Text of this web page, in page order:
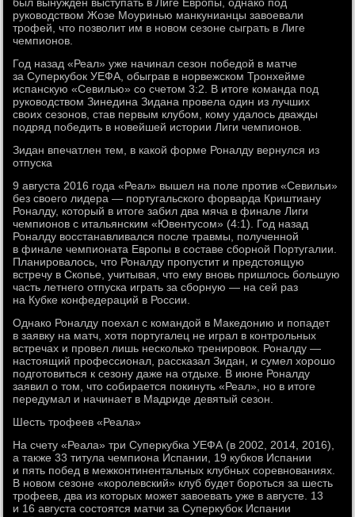
руководством Жозе Моуринью манкунианцы завоевали
трофей, что позволит им в новом сезоне сыграть в Лиге
чемпионов.
Год назад «Реал» уже начинал сезон победой в матче
за Суперкубок УЕФА, обыграв в норвежском Тронхейме
испанскую «Севилью» со счетом 3:2. В итоге команда под
руководством Зинедина Зидана провела один из лучших
своих сезонов, став первым клубом, кому удалось дважды
подряд победить в новейшей истории Лиги чемпионов.
Зидан впечатлен тем, в какой форме Роналду вернулся из
отпуска
9 августа 2016 года «Реал» вышел на поле против «Севильи»
без своего лидера — португальского форварда Криштиану
Роналду, который в итоге забил два мяча в финале Лиги
чемпионов с итальянским «Ювентусом» (4:1). Год назад
Роналду восстанавливался после травмы, полученной
в финале чемпионата Европы в составе сборной Португалии.
Планировалось, что Роналду пропустит и предстоящую
встречу в Скопье, учитывая, что ему вновь пришлось большую
часть летнего отпуска играть за сборную — на сей раз
на Кубке конфедераций в России.
Однако Роналду поехал с командой в Македонию и попадет
в заявку на матч, хотя португалец не играл в контрольных
встречах и провел лишь несколько тренировок. Роналду —
настоящий профессионал, рассказал Зидан, и сумел хорошо
подготовиться к сезону даже на отдыхе. В июне Роналду
заявил о том, что собирается покинуть «Реал», но в итоге
передумал и начинает в Мадриде девятый сезон.
Шесть трофеев «Реала»
На счету «Реала» три Суперкубка УЕФА (в 2002, 2014, 2016),
а также 33 титула чемпиона Испании, 19 кубков Испании
и пять побед в межконтинентальных клубных соревнованиях.
В новом сезоне «королевский» клуб будет бороться за шесть
трофеев, два из которых может завоевать уже в августе. 13
и 16 августа состоятся матчи за Суперкубок Испании